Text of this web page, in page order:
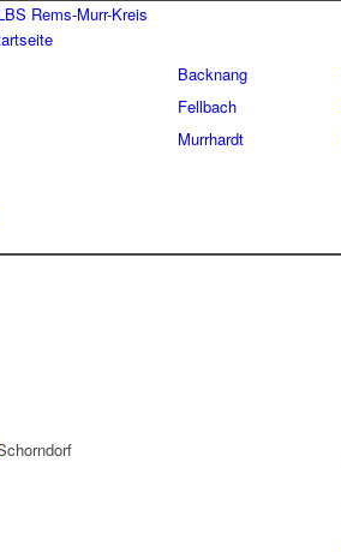
Backnang
Fellbach
Murrhardt